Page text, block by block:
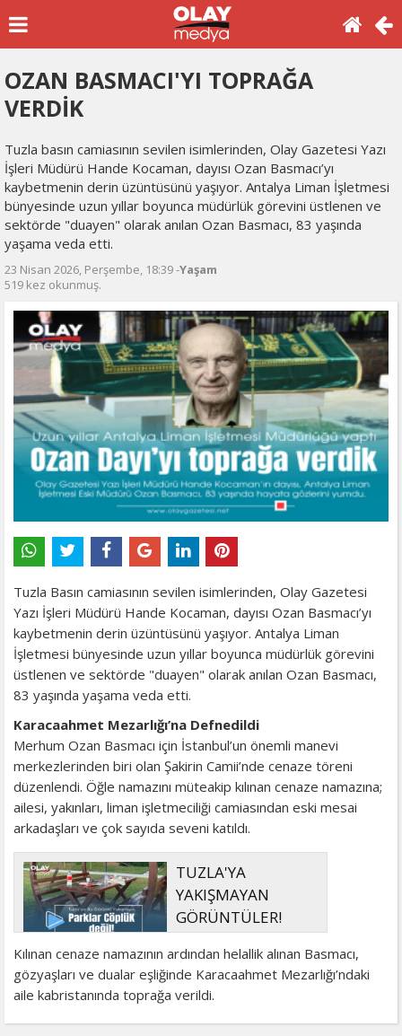
OZAN BASMACI'YI TOPRAĞA
VERDİK
Tuzla basın camiasının sevilen isimlerinden, Olay Gazetesi Yazı
İşleri Müdürü Hande Kocaman, dayısı Ozan Basmacı’yı
kaybetmenin derin üzüntüsünü yaşıyor. Antalya Liman İşletmesi
bünyesinde uzun yıllar boyunca müdürlük görevini üstlenen ve
sektörde "duayen" olarak anılan Ozan Basmacı, 83 yaşında
yaşama veda etti.
23 Nisan 2026, Perşembe, 18:39 -Yaşam
519 kez okunmuş.
Tuzla Basın camiasının sevilen isimlerinden, Olay Gazetesi
Yazı İşleri Müdürü Hande Kocaman, dayısı Ozan Basmacı’yı
kaybetmenin derin üzüntüsünü yaşıyor. Antalya Liman
İşletmesi bünyesinde uzun yıllar boyunca müdürlük görevini
üstlenen ve sektörde "duayen" olarak anılan Ozan Basmacı,
83 yaşında yaşama veda etti.
Karacaahmet Mezarlığı’na Defnedildi
Merhum Ozan Basmacı için İstanbul’un önemli manevi
merkezlerinden biri olan Şakirin Camii’nde cenaze töreni
düzenlendi. Öğle namazını müteakip kılınan cenaze namazına;
ailesi, yakınları, liman işletmeciliği camiasından eski mesai
arkadaşları ve çok sayıda seveni katıldı.
TUZLA'YA
YAKIŞMAYAN
GÖRÜNTÜLER!
Kılınan cenaze namazının ardından helallik alınan Basmacı,
gözyaşları ve dualar eşliğinde Karacaahmet Mezarlığı’ndaki
aile kabristanında toprağa verildi.